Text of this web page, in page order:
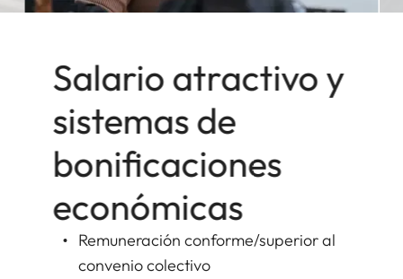
Salario atractivo y
sistemas de
bonificaciones
económicas
Remuneración conforme/superior al
convenio colectivo